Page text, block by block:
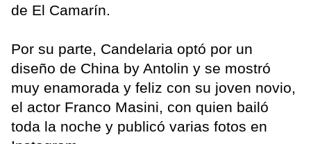
de El Camarín.
Por su parte, Candelaria optó por un
diseño de China by Antolin y se mostró
muy enamorada y feliz con su joven novio,
el actor Franco Masini, con quien bailó
toda la noche y publicó varias fotos en